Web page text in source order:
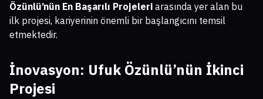
Özünlü’nün En Başarılı Projeleri arasında yer alan bu
ilk projesi, kariyerinin önemli bir başlangıcını temsil
etmektedir.
İnovasyon: Ufuk Özünlü’nün İkinci
Projesi